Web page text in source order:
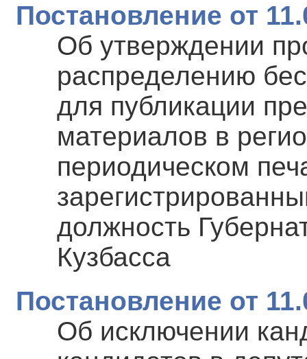
Постановление от
Об утверждении
распределению
для публикации
материалов в
периодическом
должность
Кузбасса
Постановление от
Об исключении